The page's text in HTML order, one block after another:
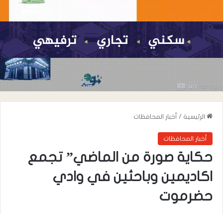
الرئيسية / أخبار المحافظات
أخبار المحافظات
حكاية صورة من الماضي” تجمع
اكاديمين وباحثين في وادي
حضرموت